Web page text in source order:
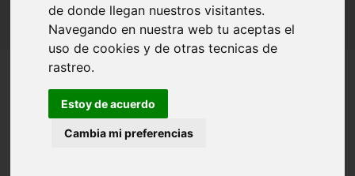
de donde llegan nuestros visitantes.
Navegando en nuestra web tu aceptas el
uso de cookies y de otras tecnicas de
rastreo.
Estoy de acuerdo
Cambia mi preferencias